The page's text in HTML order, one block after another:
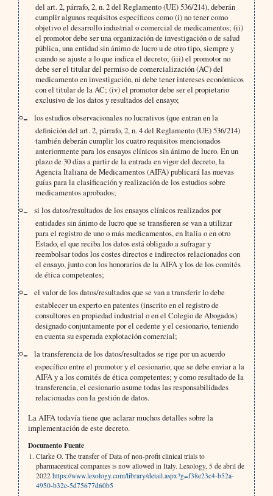
del art. 2, párrafo, 2, n. 2 del Reglamento (UE) 536/214), deberán
cumplir algunos requisitos específicos como (i) no tener como
objetivo el desarrollo industrial o comercial de medicamentos; (ii)
el promotor debe ser una organización de investigación o de salud
pública, una entidad sin ánimo de lucro u de otro tipo, siempre y
cuando se ajuste a lo que indica el decreto; (iii) el promotor no
debe ser el titular del permiso de comercialización (AC) del
medicamento en investigación, ni debe tener intereses económicos
con el titular de la AC; (iv) el promotor debe ser el propietario
exclusivo de los datos y resultados del ensayo;
los estudios observacionales no lucrativos (que entran en la
definición del art. 2, párrafo, 2, n. 4 del Reglamento (UE) 536/214)
también deberán cumplir los cuatro requisitos mencionados
anteriormente para los ensayos clínicos sin ánimo de lucro. En un
plazo de 30 días a partir de la entrada en vigor del decreto, la
Agencia Italiana de Medicamentos (AIFA) publicará las nuevas
guías para la clasificación y realización de los estudios sobre
medicamentos aprobados;
si los datos/resultados de los ensayos clínicos realizados por
entidades sin ánimo de lucro que se transfieren se van a utilizar
para el registro de uno o más medicamentos, en Italia o en otro
Estado, el que reciba los datos está obligado a sufragar y
reembolsar todos los costes directos e indirectos relacionados con
el ensayo, junto con los honorarios de la AIFA y los de los comités
de ética competentes;
el valor de los datos/resultados que se van a transferir lo debe
establecer un experto en patentes (inscrito en el registro de
consultores en propiedad industrial o en el Colegio de Abogados)
designado conjuntamente por el cedente y el cesionario, teniendo
en cuenta su esperada explotación comercial;
la transferencia de los datos/resultados se rige por un acuerdo
específico entre el promotor y el cesionario, que se debe enviar a la
AIFA y a los comités de ética competentes; y como resultado de la
transferencia, el cesionario asume todas las responsabilidades
relacionadas con la gestión de datos.
La AIFA todavía tiene que aclarar muchos detalles sobre la
implementación de este decreto.
Documento Fuente
Clarke O. The transfer of Data of non-profit clinical trials to
pharmaceutical companies is now allowed in Italy. Lexology, 5 de abril de
2022 https://www.lexology.com/library/detail.aspx?g=f38e23c4-b52a-
4950-b32e-5d75677d60b5